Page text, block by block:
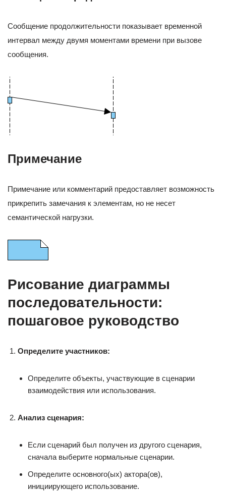
Сообщение продолжительности показывает временной
интервал между двумя моментами времени при вызове
сообщения.
Примечание
Примечание или комментарий предоставляет возможность
прикрепить замечания к элементам, но не несет
семантической нагрузки.
Рисование диаграммы
последовательности:
пошаговое руководство
Определите участников:
Определите объекты, участвующие в сценарии
взаимодействия или использования.
Анализ сценария:
Если сценарий был получен из другого сценария,
сначала выберите нормальные сценарии.
Определите основного(ых) актора(ов),
инициирующего использование.